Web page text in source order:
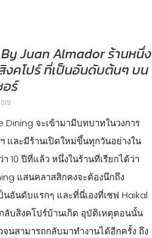
Juan Almador ร้านหนึ่ง
งคโปร์ ที่เป็นอันดับต้นๆ บน
อร์
Dining จะเข้ามามีบทบาทในวงการ
และมีร้านเปิดใหม่ขึ้นทุกวันอย่างใน
10 ปีที่แล้ว หนึ่งในร้านที่เรียกได้ว่า
แสนคลาสสิกคงจะต้องนึกถึง
นอันดับแรกๆ และที่นี่เองที่เชฟ Haikal
ลับสิงคโปร์บ้านเกิด อุบัติเหตุตอนนั้น
นสามารถกลับมาทำงานได้อีกครั้ง ถึง